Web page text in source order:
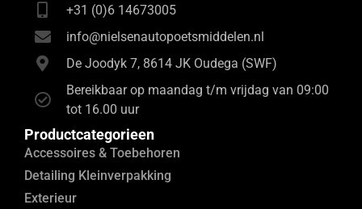
+31 (0)6 14673005
info@nielsenautopoetsmiddelen.nl
De Joodyk 7, 8614 JK Oudega (SWF)
Bereikbaar op maandag t/m vrijdag van 09:00
tot 16.00 uur
Productcategorieen
Accessoires & Toebehoren
Detailing Kleinverpakking
Exterieur